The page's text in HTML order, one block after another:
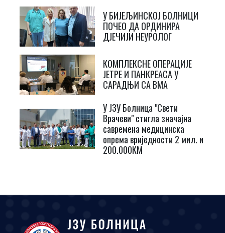
У БИЈЕЉИНСКОЈ БОЛНИЦИ
ПОЧЕО ДА ОРДИНИРА
ДЈЕЧИЈИ НЕУРОЛОГ
КОМПЛЕКСНЕ ОПЕРАЦИЈЕ
ЈЕТРЕ И ПАНКРЕАСА У
САРАДЊИ СА ВМА
У ЈЗУ Болница "Свети
Врачеви" стигла значајна
савремена медицинска
опрема вриједности 2 мил. и
200.000КМ